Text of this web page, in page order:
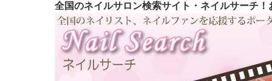
全国のネイルサロン検索サイト・ネイルサーチ